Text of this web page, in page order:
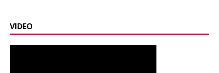
VIDEO